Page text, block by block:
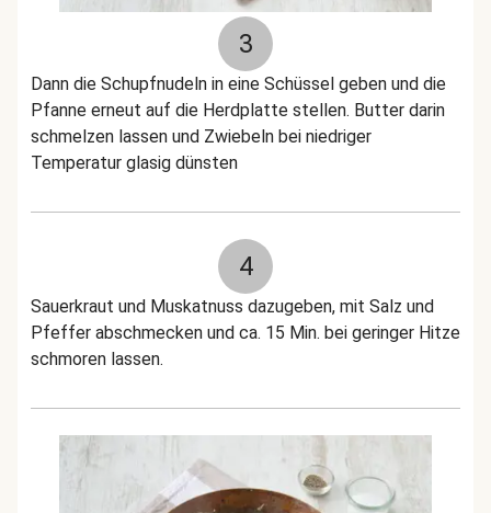
3
Dann die Schupfnudeln in eine Schüssel geben und die
Pfanne erneut auf die Herdplatte stellen. Butter darin
schmelzen lassen und Zwiebeln bei niedriger
Temperatur glasig dünsten
4
Sauerkraut und Muskatnuss dazugeben, mit Salz und
Pfeffer abschmecken und ca. 15 Min. bei geringer Hitze
schmoren lassen.